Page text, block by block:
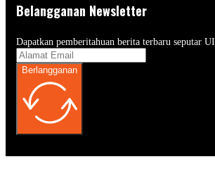
Belangganan Newsletter
Dapatkan pemberitahuan berita terbaru seputar
Berlangganan